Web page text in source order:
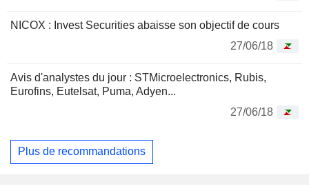
NICOX : Invest Securities abaisse son objectif de cours
27/06/18
Avis d'analystes du jour : STMicroelectronics, Rubis,
Eurofins, Eutelsat, Puma, Adyen...
27/06/18
Plus de recommandations